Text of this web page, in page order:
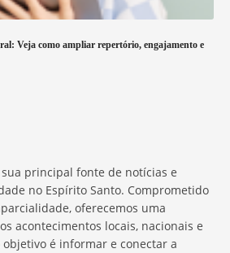
Veja como ampliar repertório, engajamento e
principal fonte de notícias e
no Espírito Santo. Comprometido
oferecemos uma
acontecimentos locais, nacionais e
é informar e conectar a